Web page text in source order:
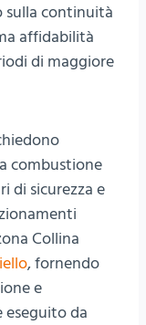
sulla continuità
affidabilità
di maggiore
combustione
di sicurezza e
Collina
, fornendo
e
da